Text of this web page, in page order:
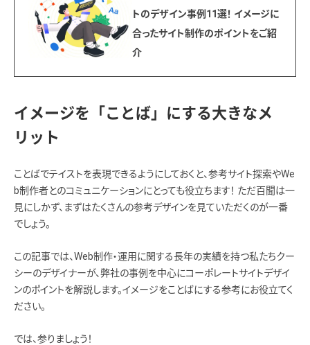
トのデザイン事例11選！ イメージに
合ったサイト制作のポイントをご紹
介
イメージを「ことば」にする大きなメ
リット
ことばでテイストを表現できるようにしておくと、参考サイト探索やWe
b制作者とのコミュニケーションにとっても役立ちます！ ただ百聞は一
見にしかず、まずはたくさんの参考デザインを見ていただくのが一番
でしょう。
この記事では、Web制作・運用に関する長年の実績を持つ私たちクー
シーのデザイナーが、弊社の事例を中心にコーポレートサイトデザイ
ンのポイントを解説します。イメージをことばにする参考にお役立てく
ださい。
では、参りましょう！